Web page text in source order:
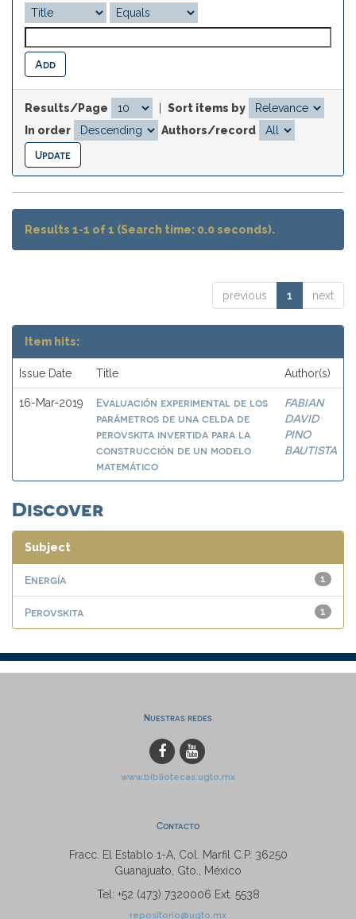
Results/Page
Sort items by
In order
Authors/record
Results 1-1 of 1 (Search time: 0.0 seconds).
previous 1 next
Item hits:
Issue Date Title Author(s)
16-Mar-2019
Evaluación experimental de los
parámetros de una celda de
perovskita invertida para la
construcción de un modelo
matemático
FABIAN
DAVID
PINO
BAUTISTA
Discover
Subject
1
Energía
1
Perovskita
Nuestras redes
www.bibliotecas.ugto.mx
Contacto
Fracc. El Establo 1-A, Col. Marfil C.P. 36250
Guanajuato, Gto., México
Tel: +52 (473) 7320006 Ext. 5538
repositorio@ugto.mx